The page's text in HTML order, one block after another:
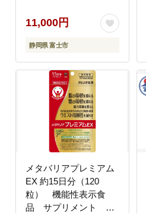
11,000円
静岡県 富士市
メタバリアプレミアム
EX 約15日分（120
粒） 機能性表示食
品 サプリメント ダ